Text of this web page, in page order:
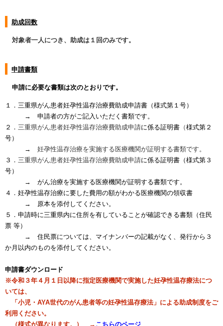
助成回数
対象者一人につき、助成は１回のみです。
申請書類
申請に必要な書類は次のとおりです。
１．三重県がん患者妊孕性温存治療費助成申請書（様式第１号）
→ 申請者の方がご記入いただく書類です。
２． 三重県がん患者妊孕性温存治療費助成申請に係る証明書 （様式第２
号）
→ 妊孕性温存治療を実施する医療機関が証明する書類です。
３． 三重県がん患者妊孕性温存治療費助成申請に係る証明書 （様式第３
号）
→ がん治療を実施する医療機関が証明する書類です。
４．妊孕性温存治療に要した費用の額がわかる医療機関の領収書
→ 原本を添付してください。
５．申請時に三重県内に住所を有していることが確認できる書類（住民
票 等）
→ 住民票については、マイナンバーの記載がなく、発行から３
か月以内のものを添付してください。
申請書ダウンロード
※令和３年４月１日以降に指定医療機関で実施した妊孕性温存療法につ
いては、
「小児・AYA世代のがん患者等の妊孕性温存療法」による助成制度をご
利用ください。
（様式が異なります。） → こちらのページ